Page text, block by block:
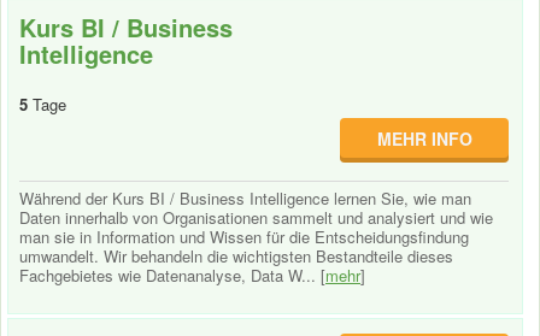
Kurs BI / Business
Intelligence
5 Tage
MEHR INFO
Während der Kurs BI / Business Intelligence lernen Sie, wie man
Daten innerhalb von Organisationen sammelt und analysiert und wie
man sie in Information und Wissen für die Entscheidungsfindung
umwandelt. Wir behandeln die wichtigsten Bestandteile dieses
Fachgebietes wie Datenanalyse, Data W... [mehr]